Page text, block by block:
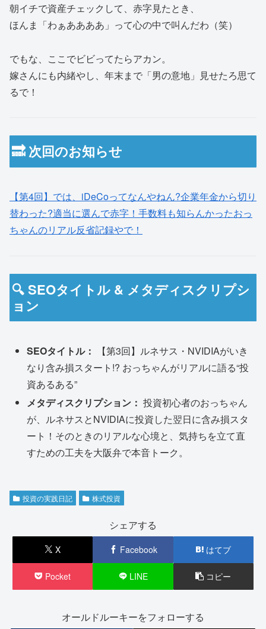
朝イチで資産チェックして、赤字見たとき、
ほんま「わぁああああ」って心の中で叫んだわ（笑）
でもな、ここでビビってたらアカン。
嫁さんにも内緒やし、年末まで「男の意地」見せたろ思て
るで！
🔜 次回のお知らせ
【第4回】では、iDeCoってなんやねん?企業年金から切り
替わった?適当に選んで赤字！手数料も知らんかったおっ
ちゃんのリアル反省記録やで！
🔍 SEOタイトル & メタディスクリプシ
ョン
SEOタイトル：
【第3回】ルネサス・NVIDIAがいき
なり含み損スタート!? おっちゃんがリアルに語る“投
資あるある”
メタディスクリプション： 投資初心者のおっちゃん
が、ルネサスとNVIDIAに投資した翌日に含み損スタ
ート！そのときのリアルな心境と、気持ちを立て直
すための工夫を大阪弁で本音トーク。
投資の実践日記 株式投資
シェアする
X Facebook はてブ
Pocket LINE コピー
オールドルーキーをフォローする